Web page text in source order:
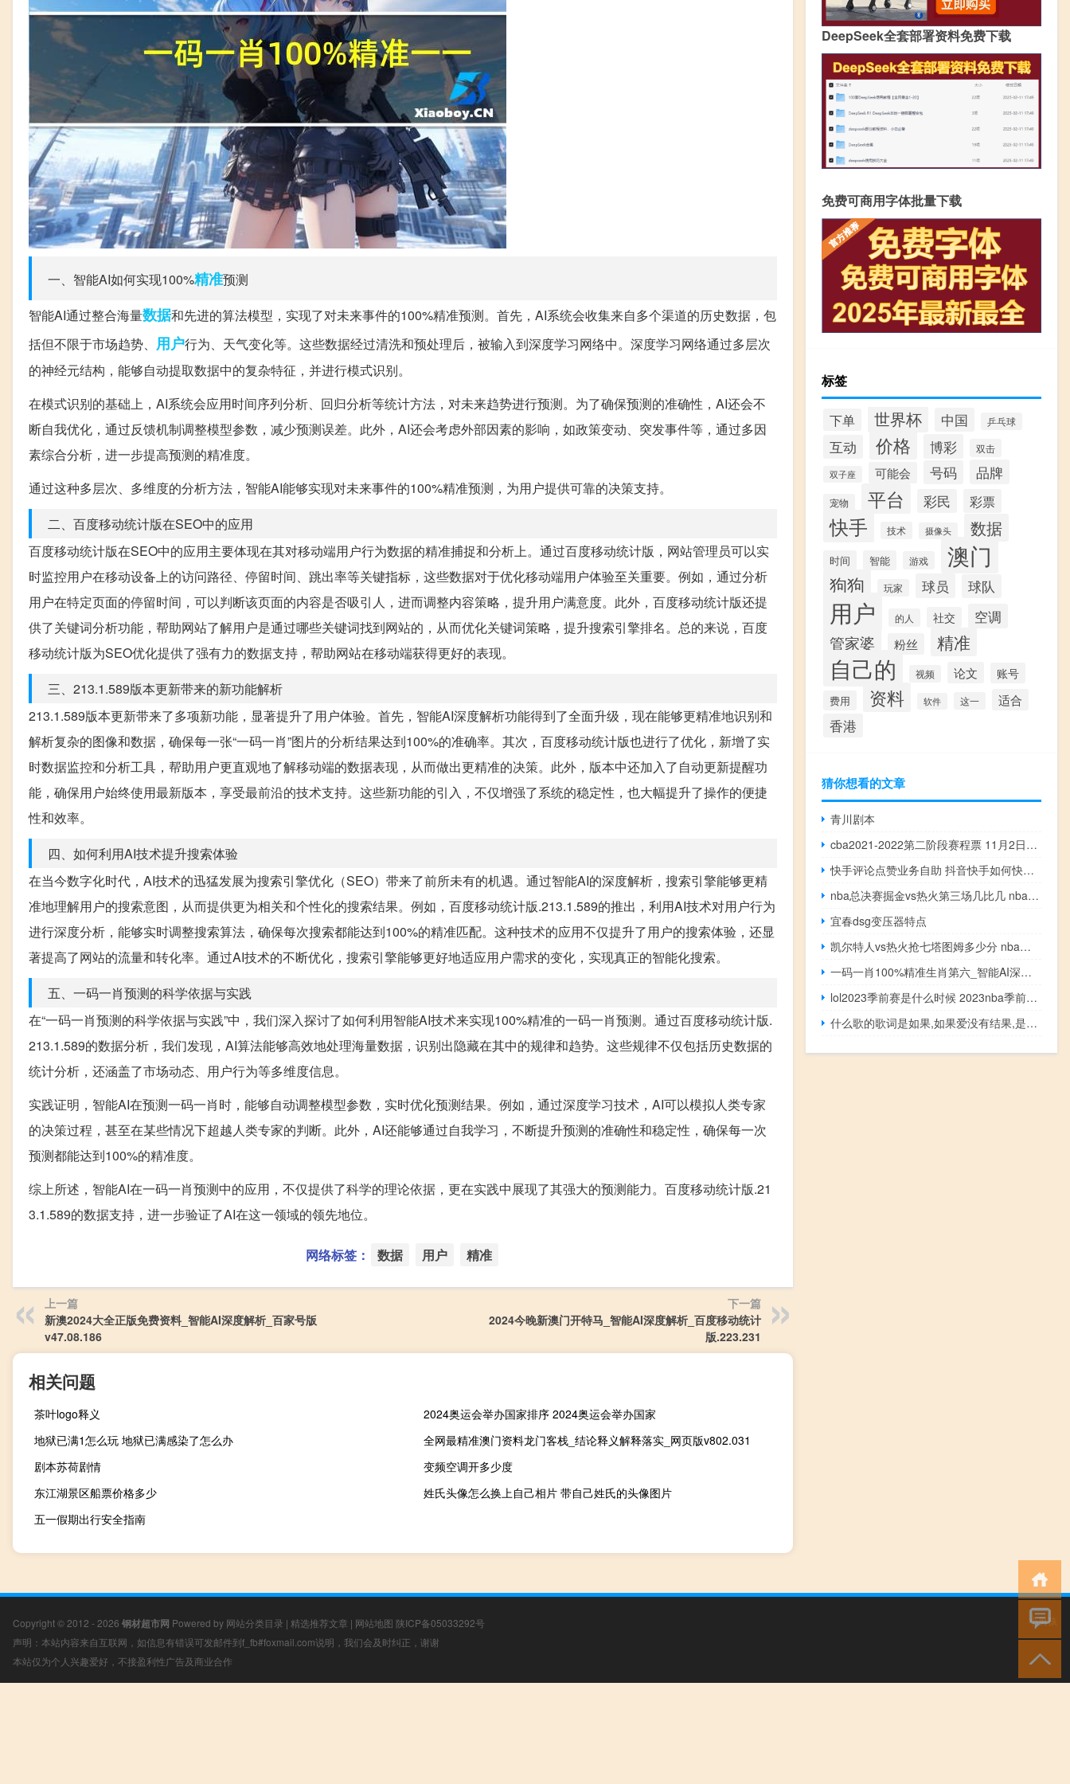
一、智能AI如何实现100%精准预测
智能AI通过整合海量数据和先进的算法模型，实现了对未来事件的100%精准预测。首先，AI系统会收集来自多个渠道的历史数据，包
括但不限于市场趋势、 用户行为、天气变化等。这些数据经过清洗和预处理后，被输入到深度学习网络中。深度学习网络通过多层次
的神经元结构，能够自动提取数据中的复杂特征，并进行模式识别。
在模式识别的基础上，AI系统会应用时间序列分析、回归分析等统计方法，对未来趋势进行预测。为了确保预测的准确性，AI还会不
断自我优化，通过反馈机制调整模型参数，减少预测误差。此外，AI还会考虑外部因素的影响，如政策变动、突发事件等，通过多因
素综合分析，进一步提高预测的精准度。
通过这种多层次、多维度的分析方法，智能AI能够实现对未来事件的100%精准预测，为用户提供可靠的决策支持。
二、百度移动统计版在SEO中的应用
百度移动统计版在SEO中的应用主要体现在其对移动端用户行为数据的精准捕捉和分析上。通过百度移动统计版，网站管理员可以实
时监控用户在移动设备上的访问路径、停留时间、跳出率等关键指标，这些数据对于优化移动端用户体验至关重要。例如，通过分析
用户在特定页面的停留时间，可以判断该页面的内容是否吸引人，进而调整内容策略，提升用户满意度。此外，百度移动统计版还提
供了关键词分析功能，帮助网站了解用户是通过哪些关键词找到网站的，从而优化关键词策略，提升搜索引擎排名。总的来说，百度
移动统计版为SEO优化提供了强有力的数据支持，帮助网站在移动端获得更好的表现。
三、213.1.589版本更新带来的新功能解析
213.1.589版本更新带来了多项新功能，显著提升了用户体验。首先，智能AI深度解析功能得到了全面升级，现在能够更精准地识别和
解析复杂的图像和数据，确保每一张“一码一肖”图片的分析结果达到100%的准确率。其次，百度移动统计版也进行了优化，新增了实
时数据监控和分析工具，帮助用户更直观地了解移动端的数据表现，从而做出更精准的决策。此外，版本中还加入了自动更新提醒功
能，确保用户始终使用最新版本，享受最前沿的技术支持。这些新功能的引入，不仅增强了系统的稳定性，也大幅提升了操作的便捷
性和效率。
四、如何利用AI技术提升搜索体验
在当今数字化时代，AI技术的迅猛发展为搜索引擎优化（SEO）带来了前所未有的机遇。通过智能AI的深度解析，搜索引擎能够更精
准地理解用户的搜索意图，从而提供更为相关和个性化的搜索结果。例如，百度移动统计版.213.1.589的推出，利用AI技术对用户行为
进行深度分析，能够实时调整搜索算法，确保每次搜索都能达到100%的精准匹配。这种技术的应用不仅提升了用户的搜索体验，还显
著提高了网站的流量和转化率。通过AI技术的不断优化，搜索引擎能够更好地适应用户需求的变化，实现真正的智能化搜索。
五、一码一肖预测的科学依据与实践
在“一码一肖预测的科学依据与实践”中，我们深入探讨了如何利用智能AI技术来实现100%精准的一码一肖预测。通过百度移动统计版.
213.1.589的数据分析，我们发现，AI算法能够高效地处理海量数据，识别出隐藏在其中的规律和趋势。这些规律不仅包括历史数据的
统计分析，还涵盖了市场动态、用户行为等多维度信息。
实践证明，智能AI在预测一码一肖时，能够自动调整模型参数，实时优化预测结果。例如，通过深度学习技术，AI可以模拟人类专家
的决策过程，甚至在某些情况下超越人类专家的判断。此外，AI还能够通过自我学习，不断提升预测的准确性和稳定性，确保每一次
预测都能达到100%的精准度。
综上所述，智能AI在一码一肖预测中的应用，不仅提供了科学的理论依据，更在实践中展现了其强大的预测能力。百度移动统计版.21
3.1.589的数据支持，进一步验证了AI在这一领域的领先地位。
网络标签： 数据 用户 精准
上一篇
新澳2024大全正版免费资料_智能AI深度解析_百家号版
v47.08.186
下一篇
2024今晚新澳门开特马_智能AI深度解析_百度移动统计
版.223.231
相关问题
茶叶logo释义
2024奥运会举办国家排序 2024奥运会举办国家
地狱已满1怎么玩 地狱已满感染了怎么办
全网最精准澳门资料龙门客栈_结论释义解释落实_网页版v802.031
剧本苏荷剧情
变频空调开多少度
东江湖景区船票价格多少
姓氏头像怎么换上自己相片 带自己姓氏的头像图片
五一假期出行安全指南
DeepSeek全套部署资料免费下载
免费可商用字体批量下载
标签
下单 世界杯 中国 乒乓球
互动 价格 博彩 双击
双子座 可能会 号码 品牌
宠物 平台 彩民 彩票
快手 技术 摄像头 数据
时间 智能 游戏 澳门
狗狗 玩家 球员 球队
用户 的人 社交 空调
管家婆 粉丝 精准
自己的 视频 论文 账号
费用 资料 软件 这一 适合
香港
猜你想看的文章
青川剧本
cba2021-2022第二阶段赛程票 11月2日cba最新赛程表
快手评论点赞业务自助 抖音快手如何快速涨粉丝(怎么增加快手评论点赞量)
nba总决赛掘金vs热火第三场几比几 nba决赛热火vs掘金
宜春dsg变压器特点
凯尔特人vs热火抢七塔图姆多少分 nba热火vs凯尔特人回场
一码一肖100%精准生肖第六_智能AI深度解析_好看视频版v32.31.696
lol2023季前赛是什么时候 2023nba季前赛在哪里打
什么歌的歌词是如果,如果爱没有结果,是否可以重新来过……如果,如果 梁静茹没有如果
Copyright © 2012 - 2026 钢材超市网 Powered by 网站分类目录 | 精选推荐文章 | 网站地图 陕ICP备05033292号
声明：本站内容来自互联网，如信息有错误可发邮件到f_fb#foxmail.com说明，我们会及时纠正，谢谢
本站仅为个人兴趣爱好，不接盈利性广告及商业合作
小男孩